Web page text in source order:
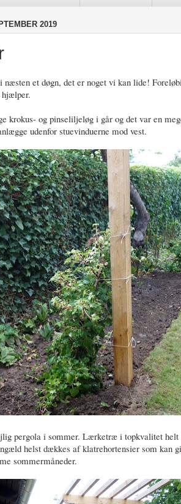
2019
et døgn, det er noget vi kan lide!
krokus- og pinseliljeløg i går og det var en
udenfor stuevinduerne mod vest.
pergola i sommer. Lærketræ i topkvalitet helt
helst dækkes af klatrehortensier som kan
sommermåneder.